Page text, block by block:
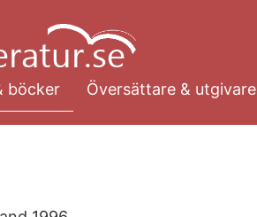
böcker Översättare & utgivare